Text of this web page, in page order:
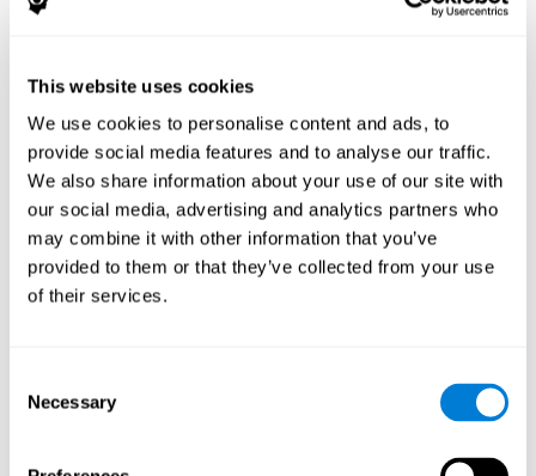
This website uses cookies
We use cookies to personalise content and ads, to
provide social media features and to analyse our traffic.
We also share information about your use of our site with
our social media, advertising and analytics partners who
may combine it with other information that you’ve
provided to them or that they’ve collected from your use
of their services.
Selection
Necessary
Olczyk, P., Jerzak, P., Letachowicz, K., Gołębiowski, T.,
Patients. Journal Of Clinical Medicine, 12(5), 2042.
انظر النص الكامل للمقالة
Rocabado, F., González Alonso, J., & Duñabeitia, J. A. (2022).
Environment Context Variability and Incidental Word Learning: A
Virtual Reality Study. Brain Sciences, 12(11), 1516.